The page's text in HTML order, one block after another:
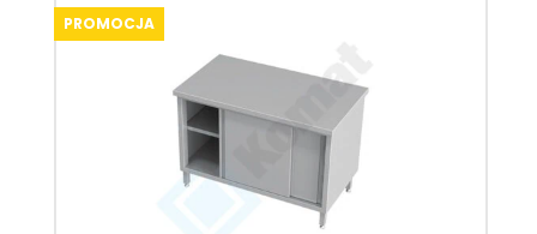
PROMOCJA